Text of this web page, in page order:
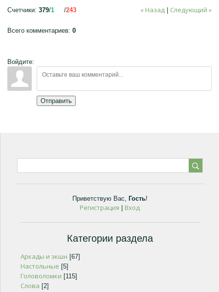
« Назад Следующий »
Счетчики: 379/1 /243
Всего комментариев: 0
Войдите:
Отправить
Приветствую Вас, Гость!
Регистрация Вход
Категории раздела
Аркады и экшн [67]
Настольные [5]
Головоломки [115]
Слова [2]